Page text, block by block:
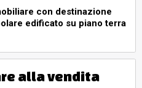
con destinazione
edificato su piano terra
su un ampio
camere da letto, bagno,
ampio terrazzo coperto.
mq.:
con destinazione d’uso
alla vendita